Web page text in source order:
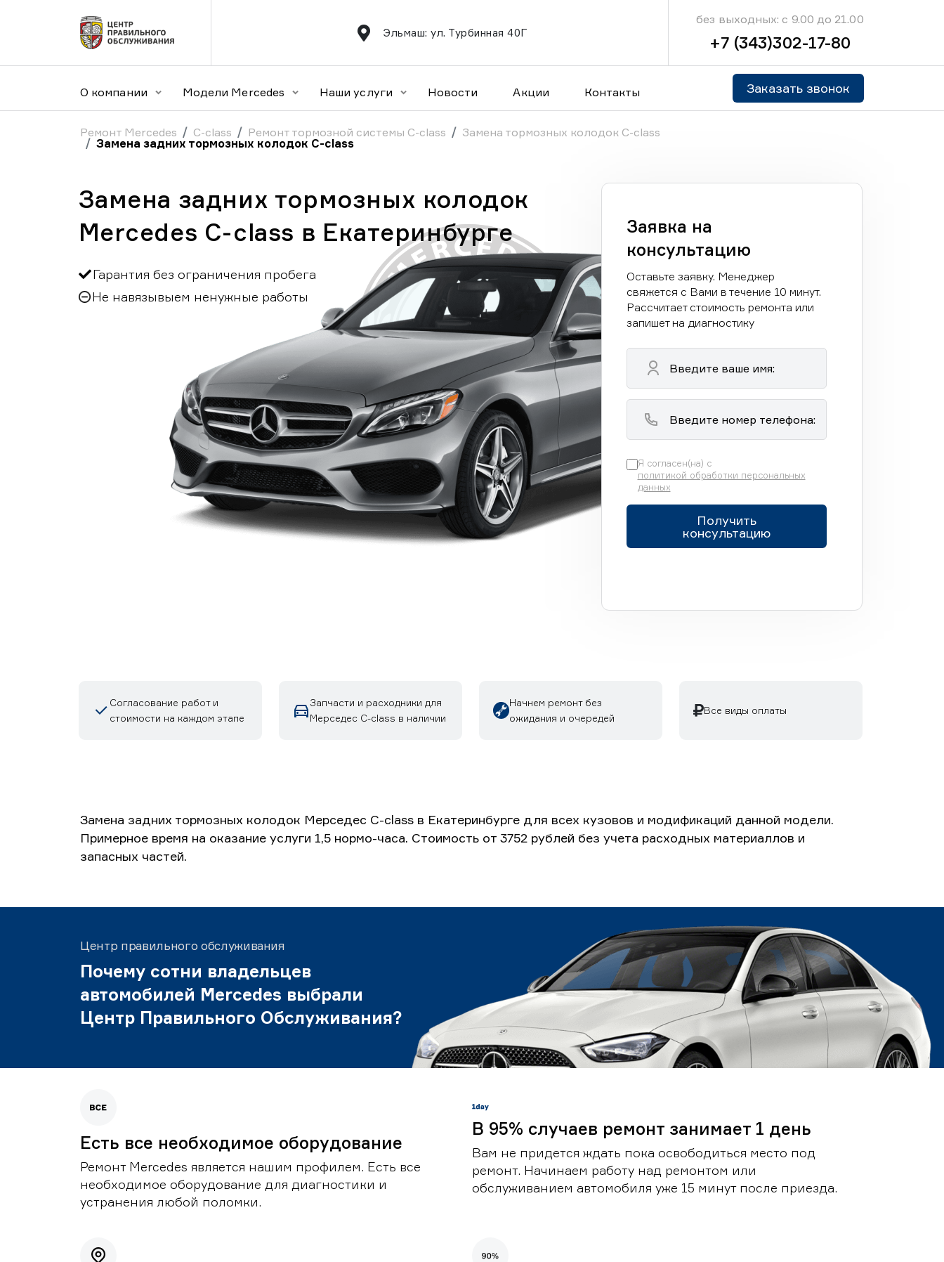
Эльмаш: ул. Турбинная 40Г
без выходных: с 9.00 до 21.00
+7 (343)302-17-80
О компании Модели Mercedes Наши услуги Новости Акции Контакты Заказать звонок
Ремонт Mercedes C-class Ремонт тормозной системы C-class
Замена тормозных колодок C-class
Замена задних тормозных колодок C-class
Замена задних тормозных колодок
Mercedes C-class в Екатеринбурге
Гарантия без ограничения пробега
Не навязывыем ненужные работы
Заявка на
консультацию
Оставьте заявку. Менеджер
свяжется с Вами в течение 10 минут.
Рассчитает стоимость ремонта или
запишет на диагностику
Я согласен(на) с
политикой обработки персональных
данных
Получить
консультацию
Согласование работ и
стоимости на каждом этапе
Запчасти и расходники для
Мерседес C-class в наличии
Начнем ремонт без
ожидания и очередей
Все виды оплаты
Замена задних тормозных колодок Мерседес C-class в Екатеринбурге для всех кузовов и модификаций данной модели.
Примерное время на оказание услуги 1,5 нормо-часа. Стоимость от 3752 рублей без учета расходных материаллов и
запасных частей.
Центр правильного обслуживания
Почему сотни владельцев
автомобилей Mercedes выбрали
Центр Правильного Обслуживания?
Есть все необходимое оборудование
Ремонт Mercedes является нашим профилем. Есть все
необходимое оборудование для диагностики и
устранения любой поломки.
В 95% случаев ремонт занимает 1 день
Вам не придется ждать пока освободиться место под
ремонт. Начинаем работу над ремонтом или
обслуживанием автомобиля уже 15 минут после приезда.